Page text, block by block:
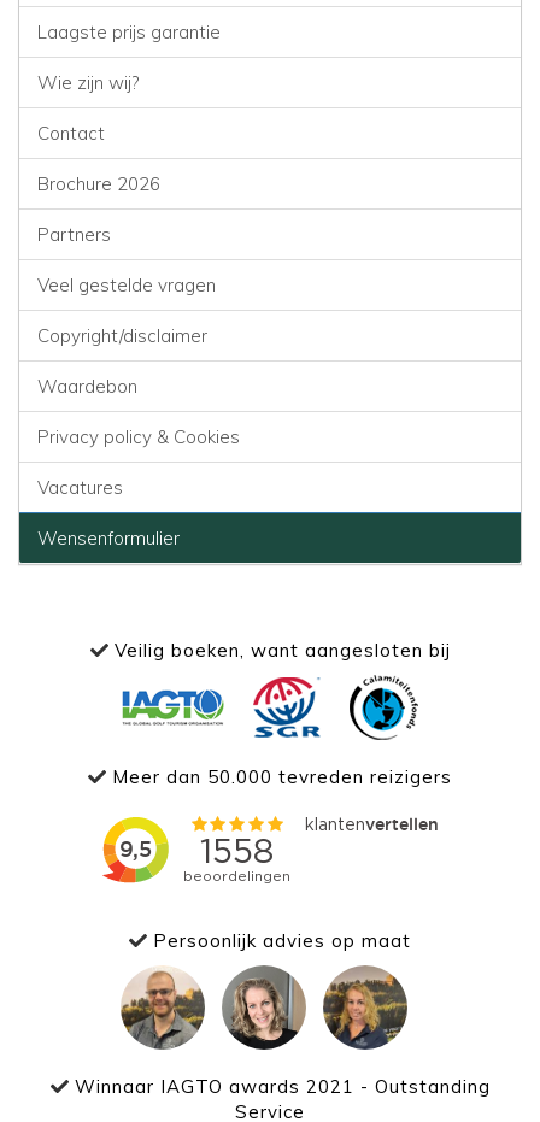
Laagste prijs garantie
Wie zijn wij?
Contact
Brochure 2026
Partners
Veel gestelde vragen
Copyright/disclaimer
Waardebon
Privacy policy & Cookies
Vacatures
Wensenformulier
Veilig boeken, want aangesloten bij
Meer dan 50.000 tevreden reizigers
Persoonlijk advies op maat
Winnaar IAGTO awards 2021 - Outstanding
Service